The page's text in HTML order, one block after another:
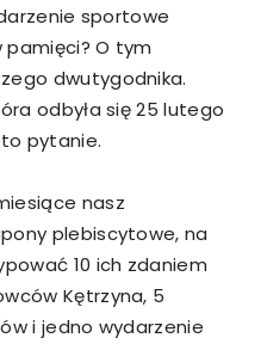
sportowe
pamięci? O tym
dwutygodnika.
odbyła się 25 lutego
pytanie.
nasz
plebiscytowe, na
10 ich zdaniem
Kętrzyna, 5
i jedno wydarzenie